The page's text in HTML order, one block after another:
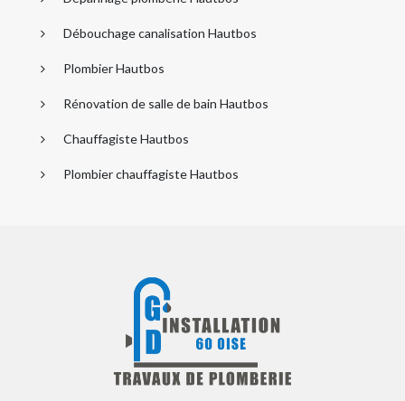
Débouchage canalisation Hautbos
Plombier Hautbos
Rénovation de salle de bain Hautbos
Chauffagiste Hautbos
Plombier chauffagiste Hautbos